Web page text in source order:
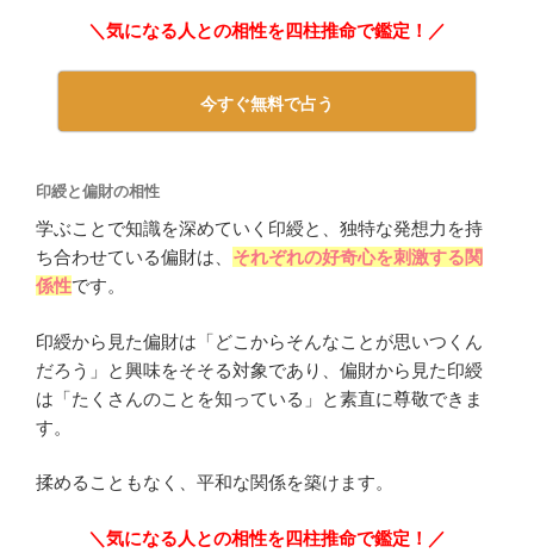
＼気になる人との相性を四柱推命で鑑定！／
今すぐ無料で占う
印綬と偏財の相性
学ぶことで知識を深めていく印綬と、独特な発想力を持
ち合わせている偏財は、 それぞれの好奇心を刺激する関
係性です。
印綬から見た偏財は「どこからそんなことが思いつくん
だろう」と興味をそそる対象であり、偏財から見た印綬
は「たくさんのことを知っている」と素直に尊敬できま
す。
揉めることもなく、平和な関係を築けます。
＼気になる人との相性を四柱推命で鑑定！／